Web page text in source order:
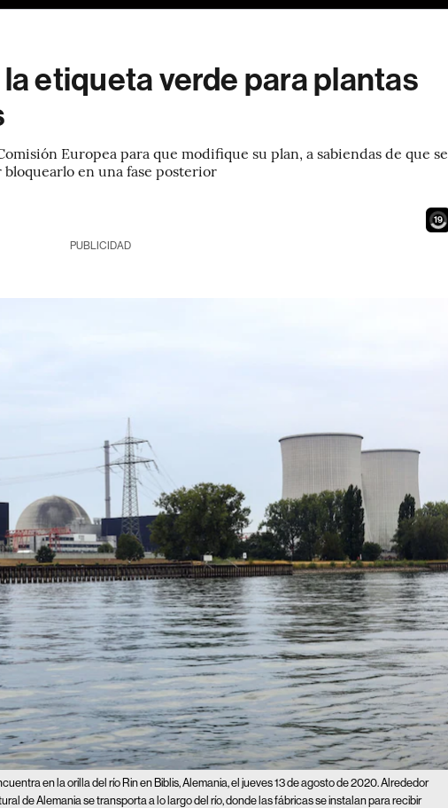
etiqueta verde para plantas
Europea para que modifique su plan, a sabiendas de que se
en una fase posterior
18
PUBLICIDAD
en la orilla del río Rin en Biblis, Alemania, el jueves 13 de agosto de 2020. Alrededor
de Alemania se transporta a lo largo del río, donde las fábricas se instalan para recibir